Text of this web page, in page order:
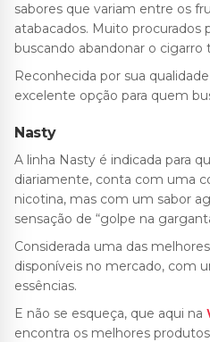
sabores que variam entre os
atabacados. Muito procurados
buscando abandonar o cigarro
Reconhecida por sua
excelente opção para quem
Nasty
A linha Nasty é indicada para
diariamente, conta com uma
nicotina, mas com um sabor
sensação de “golpe na
Considerada uma das
disponíveis no mercado, com
essências.
E não se esqueça, que aqui na
encontra os melhores